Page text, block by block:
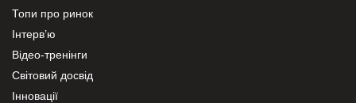
Топи про ринок
Інтерв’ю
Відео-тренінги
Світовий досвід
Інновації